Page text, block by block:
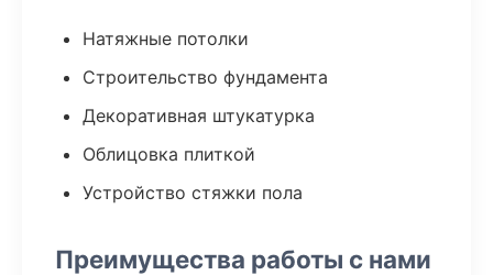
Натяжные потолки
Строительство фундамента
Декоративная штукатурка
Облицовка плиткой
Устройство стяжки пола
Преимущества работы с нами